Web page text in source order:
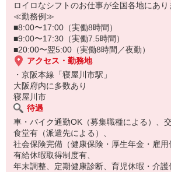
ロイロなシフトのお仕事が全国各地にあり
≪勤務例≫
■8:00〜17:00（実働8時間）
■9:00〜17:30（実働7.5時間）
■20:00〜翌5:00（実働8時間／夜勤）
アクセス・勤務地
・京阪本線「寝屋川市駅」
大阪府内に多数あり
寝屋川市
待遇
車・バイク通勤OK（募集職種による）、
食堂有（派遣先による）、
社会保険完備（健康保険・厚生年金・雇用
有給休暇取得制度有、
年末調整、定期健康診断、育児休暇・介護